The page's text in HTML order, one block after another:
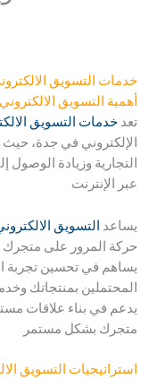
خدمات التسويق
أهمية التسويق
تعدخدمات التسويق
الإلكتروني في جدة، حيث
التجارية وزيادة
عبر الإنترنت
يساعد التسويق
حركة المرور على متجرك
يساهم في تحسين تجربة
المحتملين بمنتجاتك
يدعم في بناء علاقات
متجرك بشكل مستمر
استراتيجيات التسويق